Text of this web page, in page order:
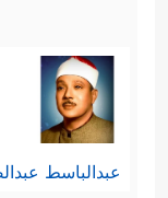
عبدالباسط